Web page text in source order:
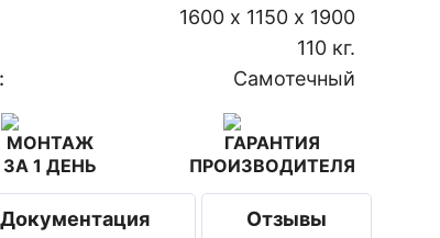
1600 х 1150 х 1900
110 кг.
Самотечный
МОНТАЖ
ЗА 1 ДЕНЬ
ГАРАНТИЯ
ПРОИЗВОДИТЕЛЯ
Документация Отзывы